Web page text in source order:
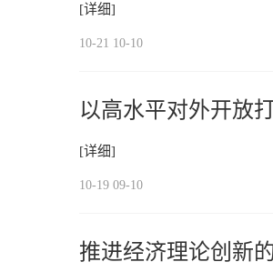
[详细]
10-21 10-10
以高水平对外开放
[详细]
10-19 09-10
推进经济理论创新